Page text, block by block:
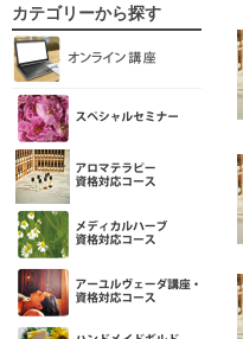
カテゴリーから探す